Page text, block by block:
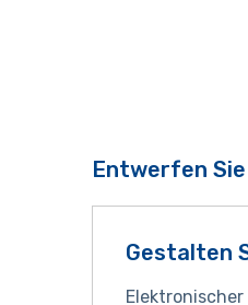
Entwerfen
Gestalten